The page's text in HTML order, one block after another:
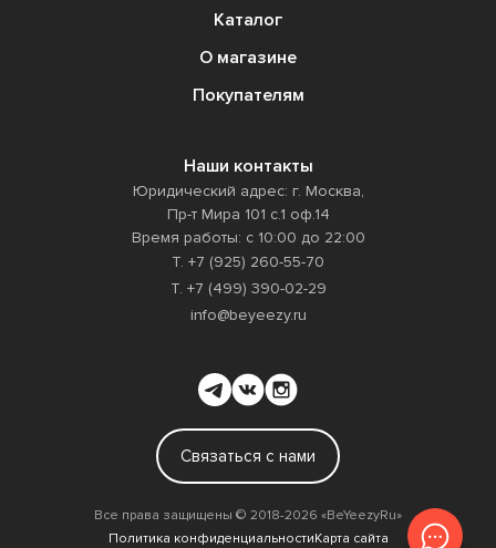
Каталог
О магазине
Покупателям
Наши контакты
Юридический адрес: г. Москва,
Пр-т Мира 101 с.1 оф.14
Время работы: с 10:00 до 22:00
Т. +7 (925) 260-55-70
Т. +7 (499) 390-02-29
info@beyeezy.ru
Связаться с нами
Все права защищены ©️ 2018-2026 «BeYeezyRu»
Политика конфиденциальностиКарта сайта